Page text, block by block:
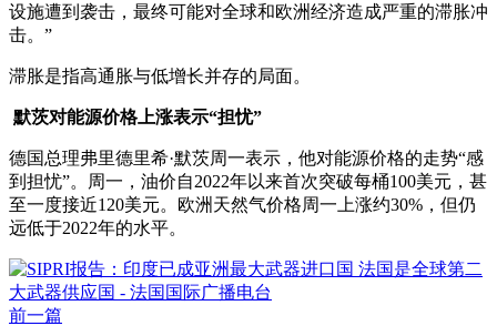
设施遭到袭击，最终可能对全球和欧洲经济造成严重的滞胀冲
击。”
滞胀是指高通胀与低增长并存的局面。
默茨对能源价格上涨表示“担忧”
德国总理弗里德里希·默茨周一表示，他对能源价格的走势“感
到担忧”。周一，油价自2022年以来首次突破每桶100美元，甚
至一度接近120美元。欧洲天然气价格周一上涨约30%，但仍
远低于2022年的水平。
前一篇